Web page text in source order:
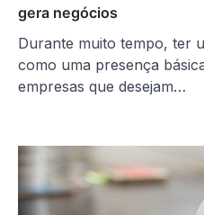
gera negócios
Durante muito tempo, ter
como uma presença
empresas que desejam…